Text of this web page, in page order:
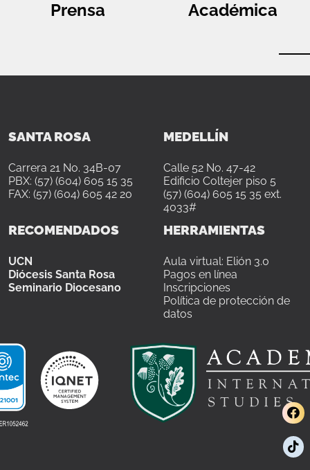
Prensa
Académica
SANTA ROSA
Carrera 21 No. 34B-07
PBX: (57) (604) 605 15 35
FAX: (57) (604) 605 42 20
MEDELLÍN
Calle 52 No. 47-42
Edificio Coltejer piso 5
(57) (604) 605 15 35 ext.
4033#
RECOMENDADOS
UCN
Diócesis Santa Rosa
Seminario Diocesano
HERRAMIENTAS
Aula virtual: Elión 3.0
Pagos en línea
Inscripciones
Política de protección de
datos